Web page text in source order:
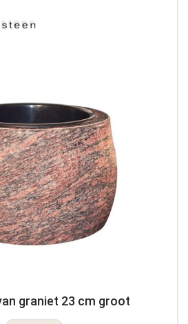
graniet 23 cm groot